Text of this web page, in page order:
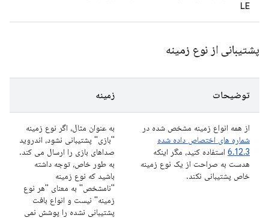
LE
پشتیبانی از نوع زمینه
توضیحات زمینه
از همه انواع زمینه مشخص شده در
شماره های اختصاص داده شده
6.12.3 استفاده کنید، مگر اینکه
هدست به صراحت از یک نوع زمینه
خاص پشتیبانی نکند.
به عنوان مثال، اگر نوع زمینه
"بازی" پشتیبانی نشود، اندروید
صداهای بازی را ارسال می کند.
به طور خاص، توجه داشته
باشید که نوع زمینه
"نامشخص" به معنای "هر نوع
زمینه" نیست و انواع بافت
پشتیبانی نشده را پوشش نمی